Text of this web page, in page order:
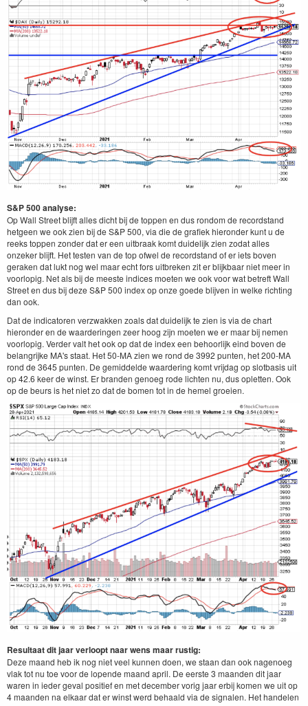
S&P 500 analyse:
Op Wall Street blijft alles dicht bij de toppen en dus rondom de recordstand
hetgeen we ook zien bij de S&P 500, via die de grafiek hieronder kunt u de
reeks toppen zonder dat er een uitbraak komt duidelijk zien zodat alles
onzeker blijft. Het testen van de top ofwel de recordstand of er iets boven
geraken dat lukt nog wel maar echt fors uitbreken zit er blijkbaar niet meer in
voorlopig. Net als bij de meeste indices moeten we ook voor wat betreft Wall
Street en dus bij deze S&P 500 index op onze goede blijven in welke richting
dan ook.
Dat de indicatoren verzwakken zoals dat duidelijk te zien is via de chart
hieronder en de waarderingen zeer hoog zijn moeten we er maar bij nemen
voorlopig. Verder valt het ook op dat de index een behoorlijk eind boven de
belangrijke MA's staat. Het 50-MA zien we rond de 3992 punten, het 200-MA
rond de 3645 punten. De gemiddelde waardering komt vrijdag op slotbasis uit
op 42.6 keer de winst. Er branden genoeg rode lichten nu, dus opletten. Ook
op de beurs is het niet zo dat de bomen tot in de hemel groeien.
Resultaat dit jaar verloopt naar wens maar rustig:
Deze maand heb ik nog niet veel kunnen doen, we staan dan ook nagenoeg
vlak tot nu toe voor de lopende maand april. De eerste 3 maanden dit jaar
waren in ieder geval positief en met december vorig jaar erbij komen we uit op
4 maanden na elkaar dat er winst werd behaald via de signalen. Het handelen